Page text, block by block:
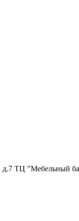
ТЦ "Мебельный